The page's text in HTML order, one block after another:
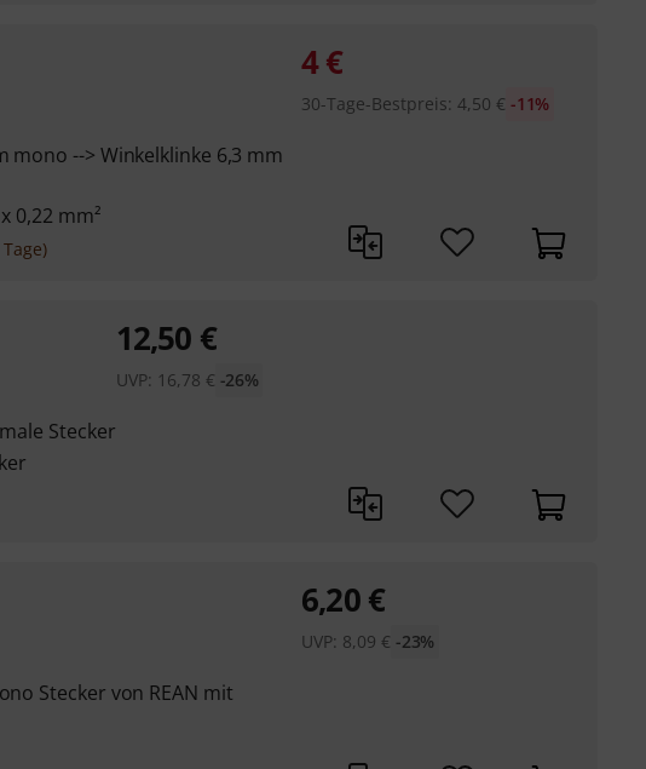
mono --> Winkelklinke 6,3 mm
0,22 mm²
4€
30-Tage-Bestpreis:4,50 € -11%
Stecker
12,50 €
UVP: 16,78 € -26%
Stecker von REAN mit
6,20€
UVP: 8,09 € -23%